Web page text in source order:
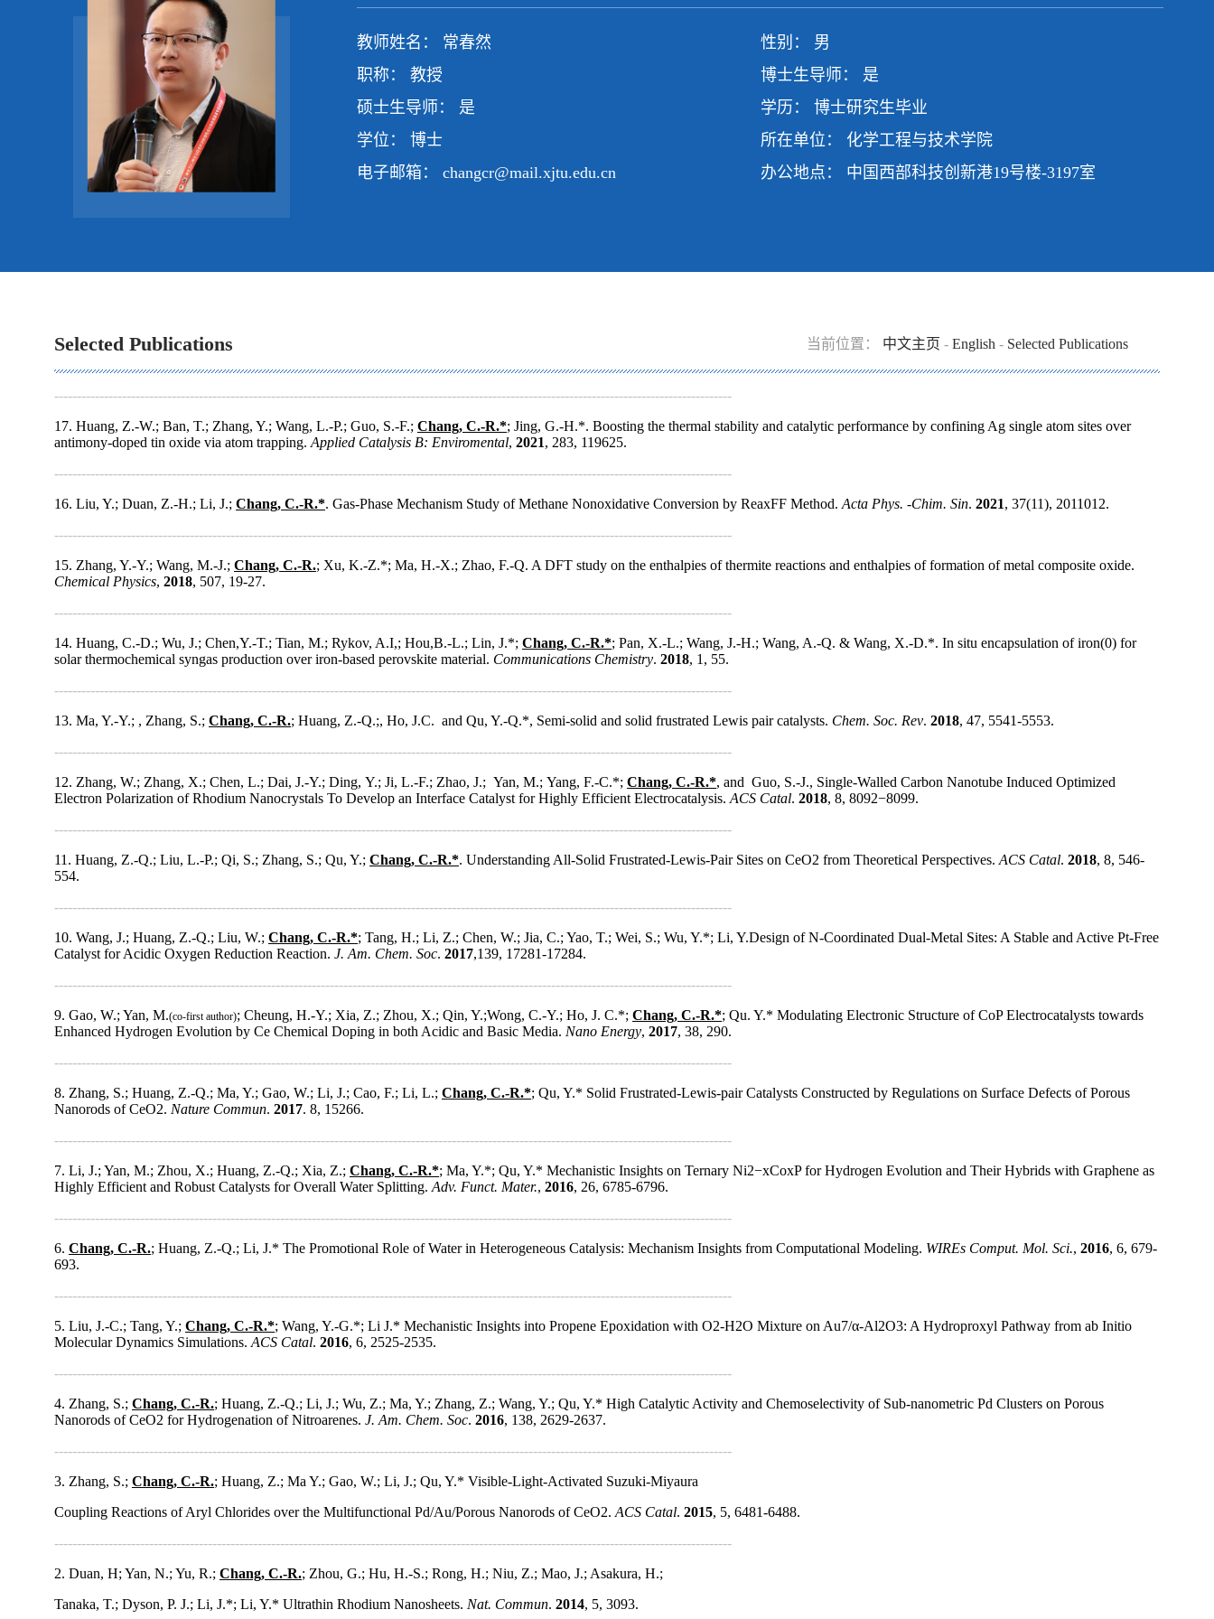
教师姓名： 常春然
性别： 男
职称： 教授
博士生导师： 是
硕士生导师： 是
学历： 博士研究生毕业
学位： 博士
所在单位： 化学工程与技术学院
电子邮箱： changcr@mail.xjtu.edu.cn 办公地点： 中国西部科技创新港19号楼-3197室
Selected Publications 当前位置： 中文主页 - English - Selected Publications